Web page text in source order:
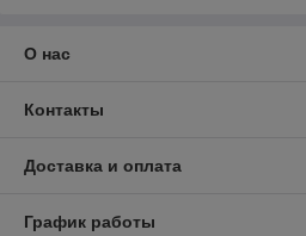
О нас
Контакты
Доставка и оплата
График работы